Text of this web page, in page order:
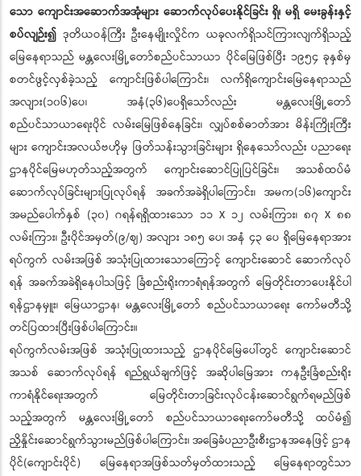
သော ကျောင်းအဆောက်အအုံများ ဆောက်လုပ်ပေးနိုင်ခြင်း ရှိ၊ မရှိ မေးခွန်းနှင့်
စပ်လျဉ်း၍ ဒုတိယဝန်ကြီး ဦးနေမျိုးလှိုင်က ယခုလက်ရှိသင်ကြားလျက်ရှိသည့်
မြေနေရာသည် မန္တလေးမြို့တော်စည်ပင်သာယာ ပိုင်မြေဖြစ်ပြီး ၁၉၅၄ ခုနှစ်မှ
စတင်ဖွင့်လှစ်ခဲ့သည့် ကျောင်းဖြစ်ပါကြောင်း၊ လက်ရှိကျောင်းမြေနေရာသည်
အလျား(၁၀၆)ပေ၊ အနံ(၃၆)ပေရှိသော်လည်း မန္တလေးမြို့တော်
စည်ပင်သာယာရေးပိုင် လမ်းမြေဖြစ်နေခြင်း၊ လျှပ်စစ်ဓာတ်အား မိန်းကြိုးကြီး
များ ကျောင်းအလယ်ဗဟိုမှ ဖြတ်သန်းသွားခြင်းများ ရှိနေသော်လည်း ပညာရေး
ဌာနပိုင်မြေမဟုတ်သည့်အတွက် ကျောင်းဆောင်ပြုပြင်ခြင်း၊ အသစ်ထပ်မံ
ဆောက်လုပ်ခြင်းများပြုလုပ်ရန် အခက်အခဲရှိပါကြောင်း၊ အမက(၁၆)ကျောင်း
အမည်ပေါက်နှစ် (၃၀) ဂရန်ရရှိထားသော ၁၁ X ၁၂ လမ်းကြား၊ ၈၇ X ၈၈
လမ်းကြား၊ ဦးပိုင်အမှတ်(၉/ဈ) အလျား ၁၈၅ ပေ၊ အနံ ၄၃ ပေ ရှိမြေနေရာအား
ရပ်ကွက် လမ်းအဖြစ် အသုံးပြုထားသောကြောင့် ကျောင်းဆောင် ဆောက်လုပ်
ရန် အခက်အခဲရှိနေပါသဖြင့် ခြံစည်းရိုးကာရံရန်အတွက် မြေတိုင်းတာပေးနိုင်ပါ
ရန်ဌာနမှူး၊ မြေယာဌာန၊ မန္တလေးမြို့တော် စည်ပင်သာယာရေး ကော်မတီသို့
တင်ပြထားပြီးဖြစ်ပါကြောင်း။
ရပ်ကွက်လမ်းအဖြစ် အသုံးပြုထားသည့် ဌာနပိုင်မြေပေါ်တွင် ကျောင်းဆောင်
အသစ် ဆောက်လုပ်ရန် ရည်ရွယ်ချက်ဖြင့် အဆိုပါမြေအား ကနဦးခြံစည်းရိုး
ကာရံနိုင်ရေးအတွက် မြေတိုင်းတာခြင်းလုပ်ငန်းဆောင်ရွက်ရမည်ဖြစ်
သည့်အတွက် မန္တလေးမြို့တော် စည်ပင်သာယာရေးကော်မတီသို့ ထပ်မံ၍
ညှိနှိုင်းဆောင်ရွက်သွားမည်ဖြစ်ပါကြောင်း၊ အခြေခံပညာဦးစီးဌာနအနေဖြင့် ဌာန
ပိုင်(ကျောင်းပိုင်) မြေနေရာအဖြစ်သတ်မှတ်ထားသည့် မြေနေရာတွင်သာ